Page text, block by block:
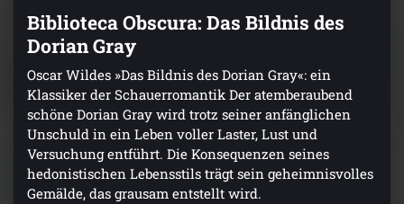
Biblioteca Obscura: Das Bildnis des
Dorian Gray
Oscar Wildes »Das Bildnis des Dorian Gray«: ein
Klassiker der Schauerromantik Der atemberaubend
schöne Dorian Gray wird trotz seiner anfänglichen
Unschuld in ein Leben voller Laster, Lust und
Versuchung entführt. Die Konsequenzen seines
hedonistischen Lebensstils trägt sein geheimnisvolles
Gemälde, das grausam entstellt wird.